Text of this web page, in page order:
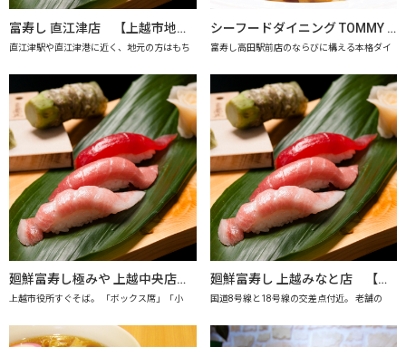
富寿し 直江津店 【上越市地産地消の店認定店】
直江津駅や直江津港に近く、地元の方はもち
シーフードダイニング TOMMY SAY 【上越市地産地消推進の店認定店】
富寿し高田駅前店のならびに構える本格ダイ
廻鮮富寿し極みや 上越中央店 【上越市地産地消の店認定店】
上越市役所すぐそば。 「ボックス席」「小
廻鮮富寿し 上越みなと店 【上越市地産地消の店認定店】
国道8号線と18号線の交差点付近。 老舗の